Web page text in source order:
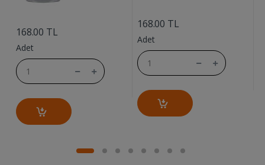
168.00 TL
Adet
168.00 TL
Adet